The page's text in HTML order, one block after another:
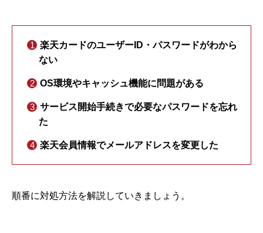
楽天カードのユーザーID・パスワードがわから
ない
OS環境やキャッシュ機能に問題がある
サービス開始手続きで必要なパスワードを忘れ
た
楽天会員情報でメールアドレスを変更した
順番に対処方法を解説していきましょう。